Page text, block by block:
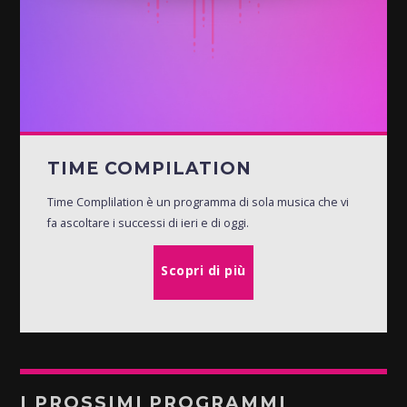
TIME COMPILATION
Time Complilation è un programma di sola musica che vi
fa ascoltare i successi di ieri e di oggi.
Scopri di più
I PROSSIMI PROGRAMMI